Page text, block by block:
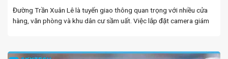
Đường Trần Xuân Lê là tuyến giao thông quan trọng với nhiều cửa
hàng, văn phòng và khu dân cư sầm uất. Việc lắp đặt camera giám